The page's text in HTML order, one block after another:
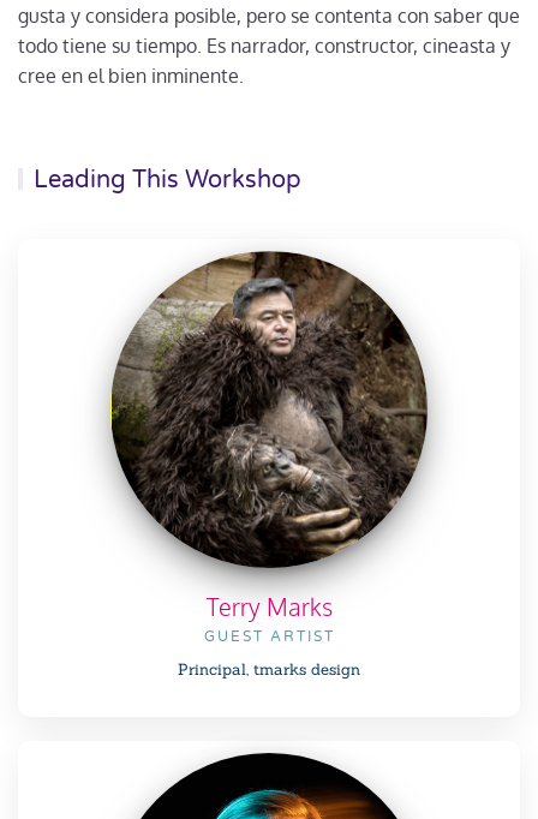
gusta y considera posible, pero se contenta con saber que
todo tiene su tiempo. Es narrador, constructor, cineasta y
cree en el bien inminente.
Leading This Workshop
Terry Marks
GUEST ARTIST
Principal, tmarks design